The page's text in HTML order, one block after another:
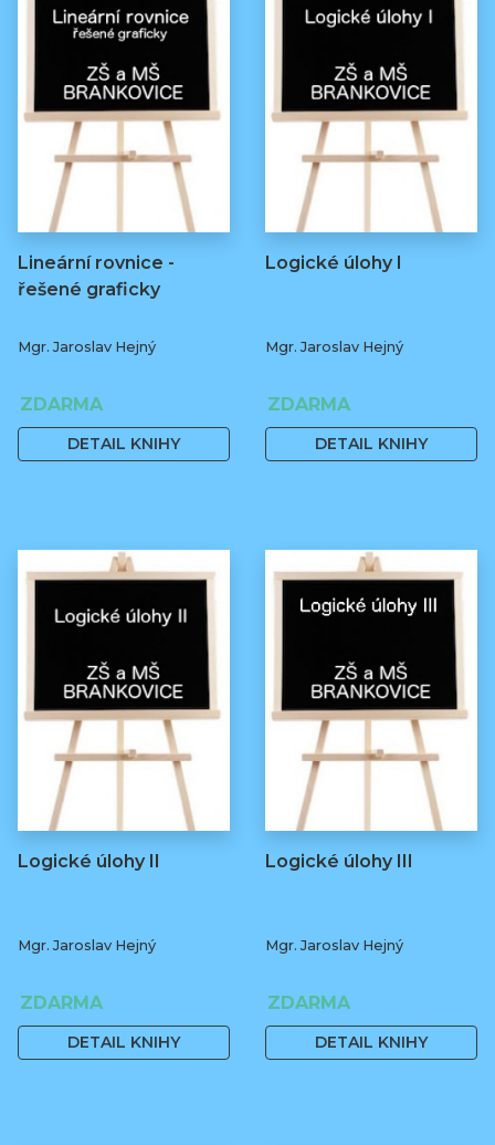
Lineární rovnice -
řešené graficky
Mgr. Jaroslav Hejný
ZDARMA
DETAIL KNIHY
Logické úlohy I
Mgr. Jaroslav Hejný
ZDARMA
DETAIL KNIHY
Logické úlohy II
Mgr. Jaroslav Hejný
ZDARMA
DETAIL KNIHY
Logické úlohy III
Mgr. Jaroslav Hejný
ZDARMA
DETAIL KNIHY